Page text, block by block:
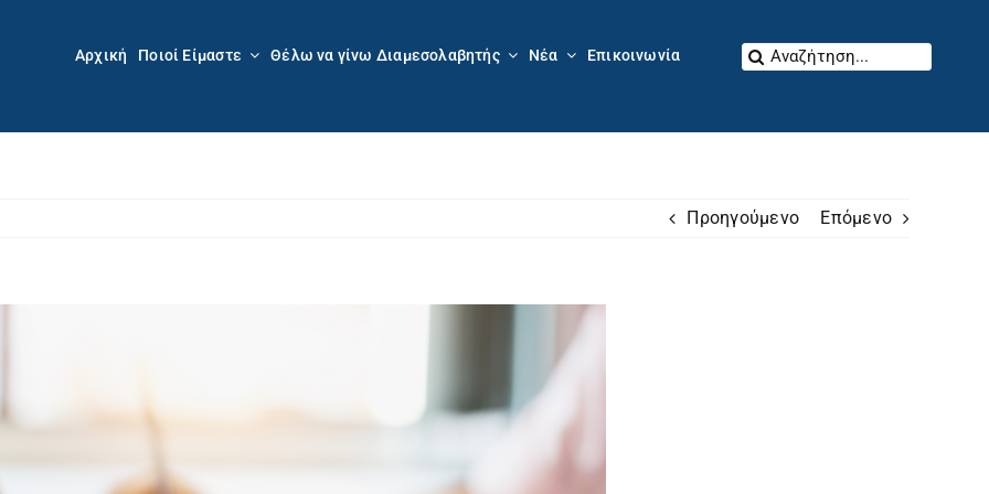
Αρχική Ποιοί Είμαστε Θέλω να γίνω Διαμεσολαβητής Νέα Επικοινωνία
Αναζήτηση
Προηγούμενο Επόμενο